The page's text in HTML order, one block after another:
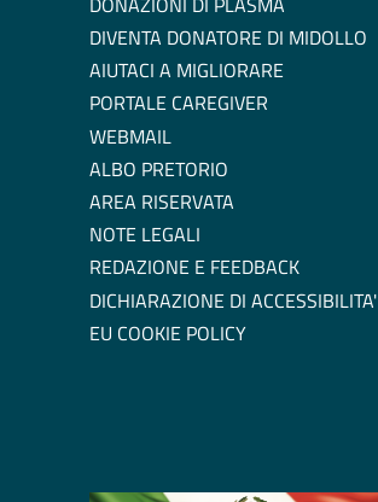
DIVENTA DONATORE DI MIDOLLO
AIUTACI A MIGLIORARE
PORTALE CAREGIVER
WEBMAIL
ALBO PRETORIO
AREA RISERVATA
NOTE LEGALI
REDAZIONE E FEEDBACK
DICHIARAZIONE DI ACCESSIBILITA'
EU COOKIE POLICY